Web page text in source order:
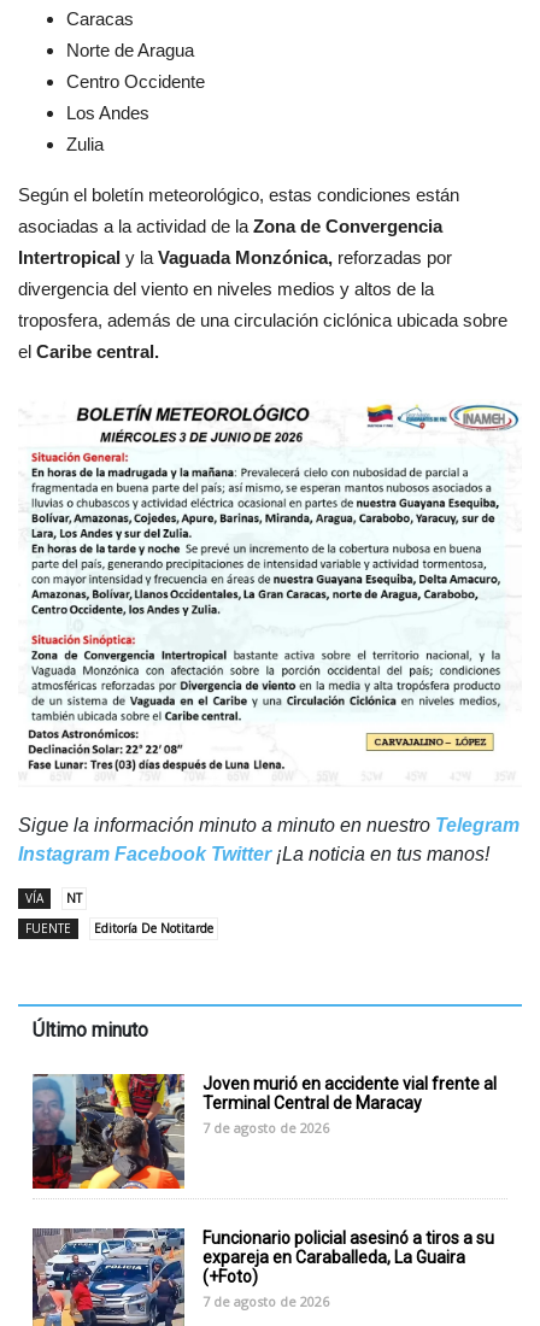
Caracas
Norte de Aragua
Centro Occidente
Los Andes
Zulia
Según el boletín meteorológico, estas condiciones están
asociadas a la actividad de la Zona de Convergencia
Intertropical y la Vaguada Monzónica, reforzadas por
divergencia del viento en niveles medios y altos de la
troposfera, además de una circulación ciclónica ubicada sobre
el Caribe central.
Sigue la información minuto a minuto en nuestro Telegram
Instagram Facebook Twitter¡La noticia en tus manos!
VÍA
NT
FUENTE
Editoría De Notitarde
Último minuto
Joven murió en accidente vial frente al
Terminal Central de Maracay
7 de agosto de 2026
Funcionario policial asesinó a tiros a su
expareja en Caraballeda, La Guaira
(+Foto)
7 de agosto de 2026